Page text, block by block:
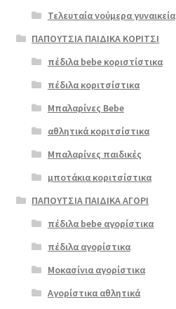
Τελευταία νούμερα γυναικεία
ΠΑΠΟΥΤΣΙΑ ΠΑΙΔΙΚΑ ΚΟΡΙΤΣΙ
πέδιλα bebe κοριστίστικα
πέδιλα κοριτσίστικα
Μπαλαρίνες Bebe
αθλητικά κοριτσίστικα
Μπαλαρίνες παιδικές
μποτάκια κοριτσίστικα
ΠΑΠΟΥΤΣΙΑ ΠΑΙΔΙΚΑ ΑΓΟΡΙ
πέδιλα bebe αγορίστικα
πέδιλα αγορίστικα
Μοκασίνια αγορίστικα
Αγορίστικα αθλητικά